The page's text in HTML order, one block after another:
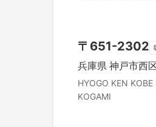
〒 651-2302
兵庫県 神戸市西
HYOGO KEN
KOGAMI